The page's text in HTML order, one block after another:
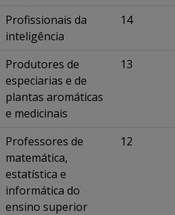
Profissionais da
inteligência
14
Produtores de
especiarias e de
plantas aromáticas
e medicinais
13
Professores de
matemática,
estatística e
informática do
ensino superior
12